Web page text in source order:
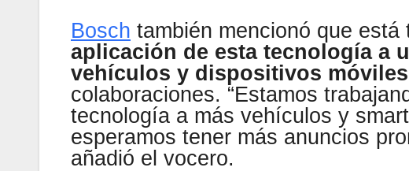
Bosch también mencionó que está
aplicación de esta tecnología a
vehículos y dispositivos móviles
colaboraciones. “Estamos
tecnología a más vehículos y
esperamos tener más anuncios
añadió el vocero.